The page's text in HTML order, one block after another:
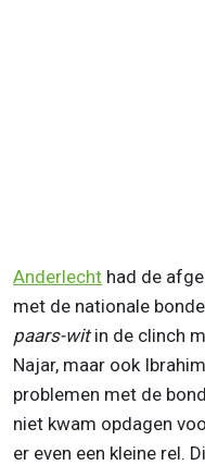
Anderlecht had de
met de nationale
paars-wit in de clinch
Najar, maar ook
problemen met de
niet kwam opdagen
er even een kleine rel.